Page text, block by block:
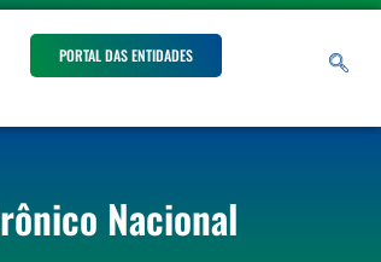
PORTAL DAS ENTIDADES
Nacional